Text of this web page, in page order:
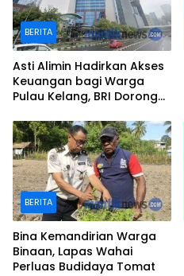
BERITA
Asti Alimin Hadirkan Akses
Keuangan bagi Warga
Pulau Kelang, BRI Dorong
Kepulauan
BERITA
Bina Kemandirian Warga
Binaan, Lapas Wahai
Perluas Budidaya Tomat